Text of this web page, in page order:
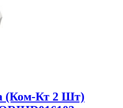
(Ком-Кт 2 Шт)